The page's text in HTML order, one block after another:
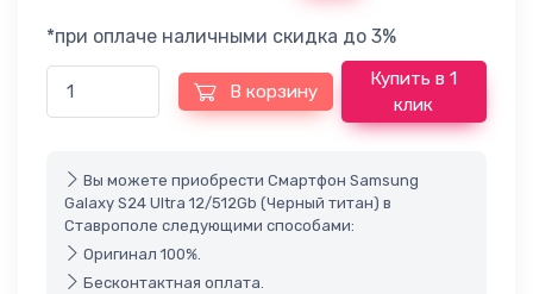
*при оплаче наличными скидка до 3%
В корзину
Купить в 1
клик
Вы можете приобрести Смартфон Samsung
Galaxy S24 Ultra 12/512Gb (Черный титан) в
Ставрополе следующими способами:
Оригинал 100%.
Бесконтактная оплата.